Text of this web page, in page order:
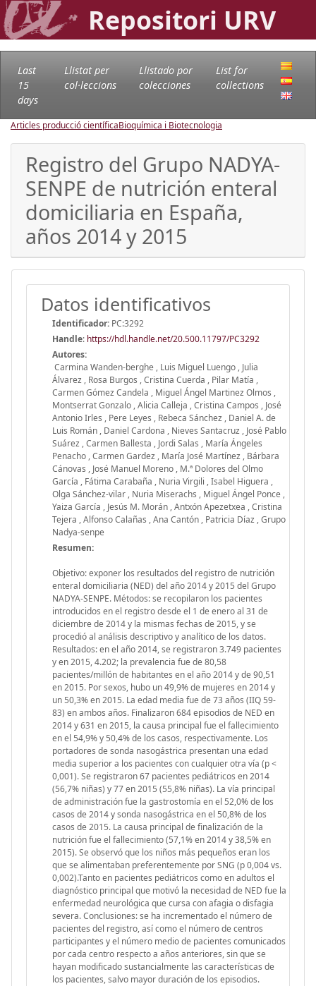
Repositori URV
Last
15
days
Llistat per
col·leccions
Llistado por
colecciones
List for
collections
Articles producció científicaBioquímica i Biotecnologia
Registro del Grupo NADYA-
SENPE de nutrición enteral
domiciliaria en España,
años 2014 y 2015
Datos identificativos
Identificador: PC:3292
Handle: https://hdl.handle.net/20.500.11797/PC3292
Autores:
Carmina Wanden-berghe , Luis Miguel Luengo , Julia
Álvarez , Rosa Burgos , Cristina Cuerda , Pilar Matía ,
Carmen Gómez Candela , Miguel Ángel Martinez Olmos ,
Montserrat Gonzalo , Alicia Calleja , Cristina Campos , José
Antonio Irles , Pere Leyes , Rebeca Sánchez , Daniel A. de
Luis Román , Daniel Cardona , Nieves Santacruz , José Pablo
Suárez , Carmen Ballesta , Jordi Salas , María Ángeles
Penacho , Carmen Gardez , María José Martínez , Bárbara
Cánovas , José Manuel Moreno , M.ª Dolores del Olmo
García , Fátima Carabaña , Nuria Virgili , Isabel Higuera ,
Olga Sánchez-vilar , Nuria Miserachs , Miguel Ángel Ponce ,
Yaiza García , Jesús M. Morán , Antxón Apezetxea , Cristina
Tejera , Alfonso Calañas , Ana Cantón , Patricia Díaz , Grupo
Nadya-senpe
Resumen:
Objetivo: exponer los resultados del registro de nutrición
enteral domiciliaria (NED) del año 2014 y 2015 del Grupo
NADYA-SENPE. Métodos: se recopilaron los pacientes
introducidos en el registro desde el 1 de enero al 31 de
diciembre de 2014 y la mismas fechas de 2015, y se
procedió al análisis descriptivo y analítico de los datos.
Resultados: en el año 2014, se registraron 3.749 pacientes
y en 2015, 4.202; la prevalencia fue de 80,58
pacientes/millón de habitantes en el año 2014 y de 90,51
en 2015. Por sexos, hubo un 49,9% de mujeres en 2014 y
un 50,3% en 2015. La edad media fue de 73 años (IIQ 59-
83) en ambos años. Finalizaron 684 episodios de NED en
2014 y 631 en 2015, la causa principal fue el fallecimiento
en el 54,9% y 50,4% de los casos, respectivamente. Los
portadores de sonda nasogástrica presentan una edad
media superior a los pacientes con cualquier otra vía (p <
0,001). Se registraron 67 pacientes pediátricos en 2014
(56,7% niñas) y 77 en 2015 (55,8% niñas). La vía principal
de administración fue la gastrostomía en el 52,0% de los
casos de 2014 y sonda nasogástrica en el 50,8% de los
casos de 2015. La causa principal de finalización de la
nutrición fue el fallecimiento (57,1% en 2014 y 38,5% en
2015). Se observó que los niños más pequeños eran los
que se alimentaban preferentemente por SNG (p 0,004 vs.
0,002).Tanto en pacientes pediátricos como en adultos el
diagnóstico principal que motivó la necesidad de NED fue la
enfermedad neurológica que cursa con afagia o disfagia
severa. Conclusiones: se ha incrementado el número de
pacientes del registro, así como el número de centros
participantes y el número medio de pacientes comunicados
por cada centro respecto a años anteriores, sin que se
hayan modificado sustancialmente las características de
los pacientes, salvo mayor duración de los episodios.